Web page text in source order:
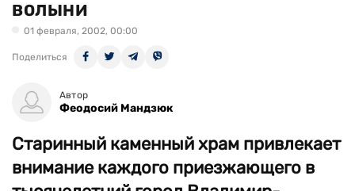
ВОЛЫНИ
01 февраля, 2002, 00:00
Поделиться
Автор
Феодосий Мандзюк
Старинный каменный храм привлекает
внимание каждого приезжающего в